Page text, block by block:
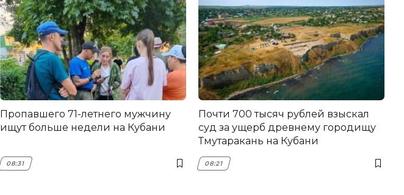
Пропавшего 71-летнего мужчину
ищут больше недели на Кубани
08:31
Почти 700 тысяч рублей взыскал
суд за ущерб древнему городищу
Тмутаракань на Кубани
08:21